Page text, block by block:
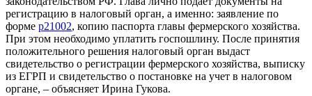
регистрацию в налоговый орган, а именно: заявление по
форме р21002, копию паспорта главы фермерского хозяйства.
При этом необходимо уплатить госпошлину. После принятия
положительного решения налоговый орган выдаст
свидетельство о регистрации фермерского хозяйства, выписку
из ЕГРП и свидетельство о постановке на учет в налоговом
органе, – объясняет Ирина Гукова.